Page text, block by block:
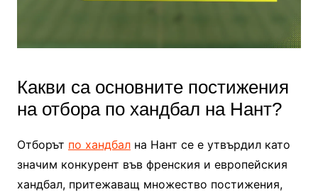
Какви са основните постижения
на отбора по хандбал на Нант?
Отборът по хандбална Нант се е утвърдил като
значим конкурент във френския и европейския
хандбал, притежаващ множество постижения,